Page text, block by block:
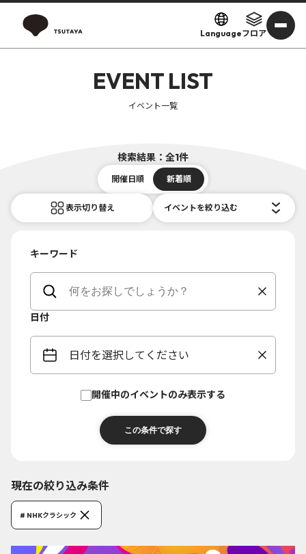
Languageフロア
EVENT LIST
イベント一覧
検索結果：全1件
開催日順 新着順
表示切り替え イベントを絞り込む
キーワード
日付
日付を選択してください
開催中のイベントのみ表示する
現在の絞り込み条件
# NHKクラシック